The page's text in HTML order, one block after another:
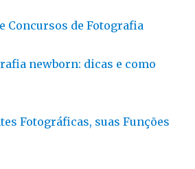
Concursos de Fotografia
newborn: dicas e como
Fotográficas, suas Funções